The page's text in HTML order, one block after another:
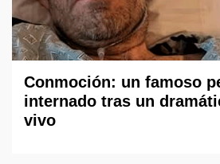
Conmoción: un famoso
internado tras un
vivo